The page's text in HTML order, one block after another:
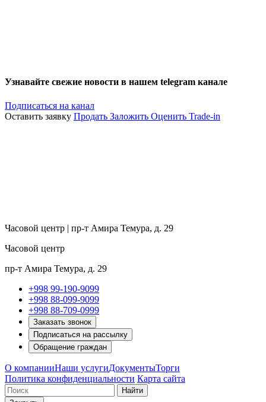
Узнавайте свежие новости в нашем telegram канале
Подписаться на канал
Оставить заявку Продать Заложить Оценить Trade-in
Часовой центр | пр-т Амира Темура, д. 29
Часовой центр
пр-т Амира Темура, д. 29
+998 99-190-9099
+998 88-099-9099
+998 88-709-0999
Заказать звонок
Подписаться на рассылку
Обращение граждан
О компанииНаши услугиДокументыТорги
Политика конфиденциальности Карта сайта
Найти